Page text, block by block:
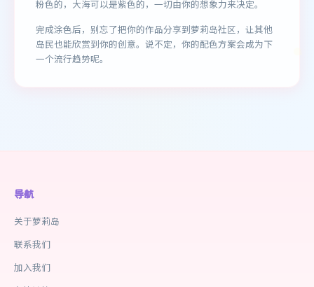
粉色的，大海可以是紫色的，一切由你的想象力来决定。
完成涂色后，别忘了把你的作品分享到萝莉岛社区，让其他
岛民也能欣赏到你的创意。说不定，你的配色方案会成为下
一个流行趋势呢。
导航
关于萝莉岛
联系我们
加入我们